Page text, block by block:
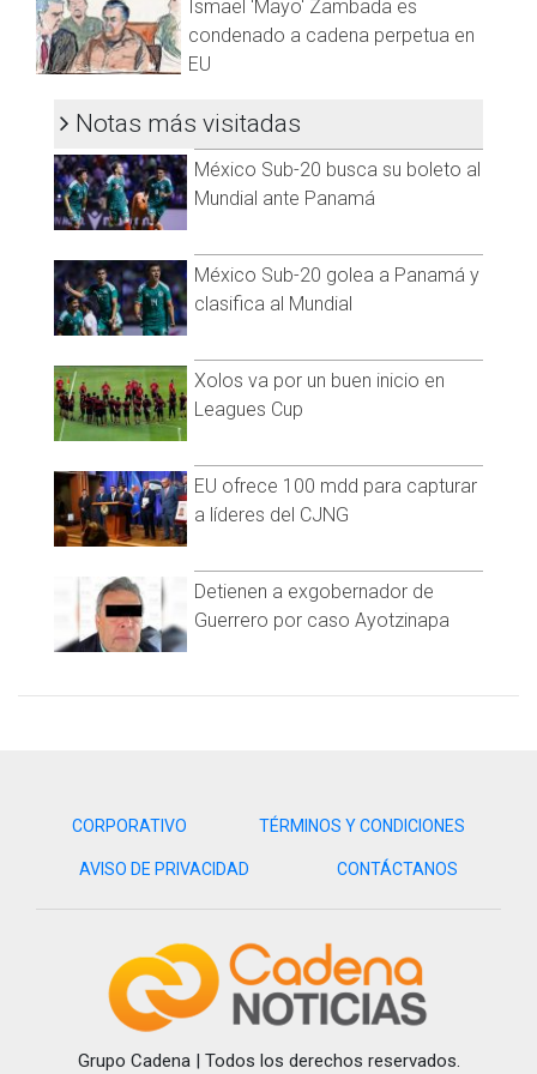
Según la cadena local KDKA, ninguno de los agentes de la
oficina del alguacil ha resultado herido por disparos de bala,
pero sí han experimentado cortes por cristales rotos en el
Shooter Unfolds with Hundreds of Shots Fired evacuations
under way throughout the neighborhood⁰⁰📌
#Pennsylvania
Currently, multiple authorities and other agencies are at the
scene and on high alert…pic.twitter.com/bfAZ6yaQhD
Ismael 'Mayo' Zambada es
condenado a cadena perpetua en
EU
Notas más visitadas
México Sub-20 busca su boleto al
Mundial ante Panamá
México Sub-20 golea a Panamá y
clasifica al Mundial
Xolos va por un buen inicio en
Leagues Cup
EU ofrece 100 mdd para capturar
a líderes del CJNG
Detienen a exgobernador de
Guerrero por caso Ayotzinapa
CORPORATIVO TÉRMINOS Y CONDICIONES
AVISO DE PRIVACIDAD CONTÁCTANOS
Grupo Cadena | Todos los derechos reservados.